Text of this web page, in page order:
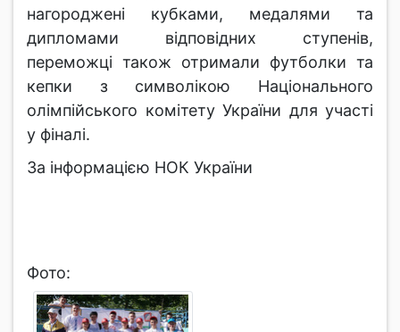
нагороджені кубками, медалями та
дипломами відповідних ступенів,
переможці також отримали футболки та
кепки з символікою Національного
олімпійського комітету України для участі
у фіналі.
За інформацією НОК України
Фото: